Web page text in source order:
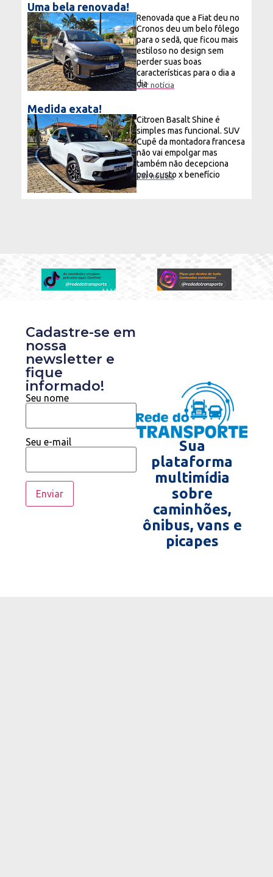
Uma bela renovada!
Renovada que a Fiat deu no
Cronos deu um belo fôlego
para o sedã, que ficou mais
estiloso no design sem
perder suas boas
características para o dia a
dia
Ver notícia
Medida exata!
Citroen Basalt Shine é
simples mas funcional. SUV
Cupê da montadora francesa
não vai empolgar mas
também não decepciona
pelo custo x benefício
Ver notícia
Sua
plataforma
multimídia
sobre
caminhões,
ônibus, vans e
picapes
Cadastre-se em
nossa
newsletter e
fique
informado!
Seu nome
Seu e-mail